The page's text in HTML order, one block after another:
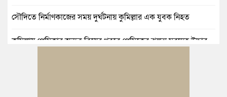
সৌদিতে নির্মাণকাজের সময় দুর্ঘটনায় কুমিল্লার এক যুবক নিহত
কুমিল্লায় প্রেমিকার অন্যত্র বিয়ের খবরে প্রেমিকের ঝুলন্ত মরদেহ উদ্ধার